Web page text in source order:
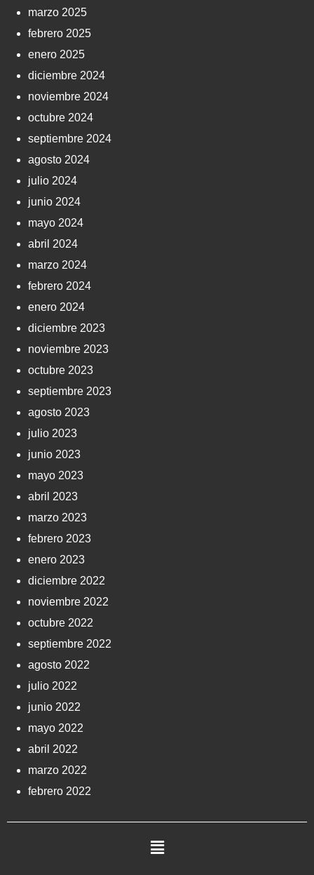
marzo 2025
febrero 2025
enero 2025
diciembre 2024
noviembre 2024
octubre 2024
septiembre 2024
agosto 2024
julio 2024
junio 2024
mayo 2024
abril 2024
marzo 2024
febrero 2024
enero 2024
diciembre 2023
noviembre 2023
octubre 2023
septiembre 2023
agosto 2023
julio 2023
junio 2023
mayo 2023
abril 2023
marzo 2023
febrero 2023
enero 2023
diciembre 2022
noviembre 2022
octubre 2022
septiembre 2022
agosto 2022
julio 2022
junio 2022
mayo 2022
abril 2022
marzo 2022
febrero 2022